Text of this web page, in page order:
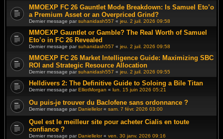
MMOEXP FC 26 Gauntlet Mode Breakdown: Is Samuel Eto’o
a Premium Asset or an Overpriced Grind?
Dernier message par suhanidash557 « jeu. 2 juil. 2026 09:58
MMOEXP Gauntlet or Gamble? The Real Worth of Samuel
Eto’o in FC 26 Revealed
Dernier message parsuhanidash557 « jeu. 2 juil. 2026 09:58
MMOEXP FC 26 Market Intelligence Guide: Maximizing SBC
ROI and Strategic Resource Allocation
Dernier message par suhanidash557 « jeu. 2 juil. 2026 09:55
Helldivers 2: The Definitive Guide to Soloing a Bile Titan
Dernier message parElliotMorgan « lun. 15 juin 2026 05:21
Ou puis-je trouver du Baclofene sans ordonnance ?
Dernier message parDaniellelor« sam. 7 févr. 2026 03:00
Quel est le meilleur site pour acheter Cialis en toute
confiance ?
Dernier message parDaniellelor« ven. 30 janv. 2026 09:16